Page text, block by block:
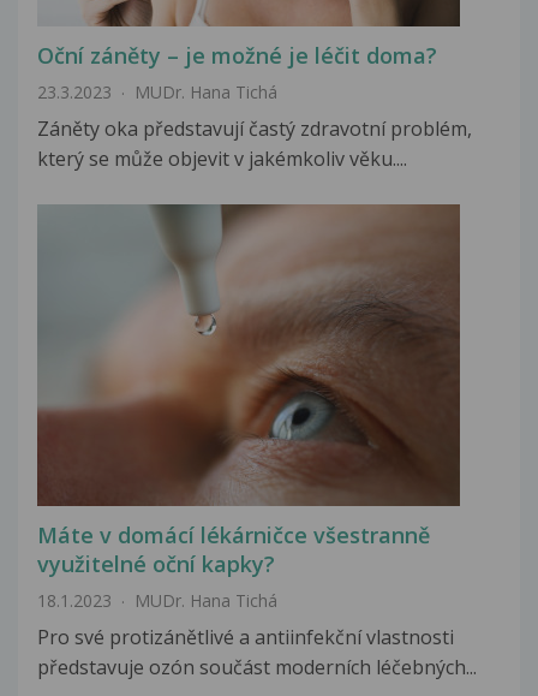
Oční záněty – je možné je léčit doma?
23.3.2023 MUDr. Hana Tichá
Záněty oka představují častý zdravotní problém,
který se může objevit v jakémkoliv věku....
Máte v domácí lékárničce všestranně
využitelné oční kapky?
18.1.2023 MUDr. Hana Tichá
Pro své protizánětlivé a antiinfekční vlastnosti
představuje ozón součást moderních léčebných...